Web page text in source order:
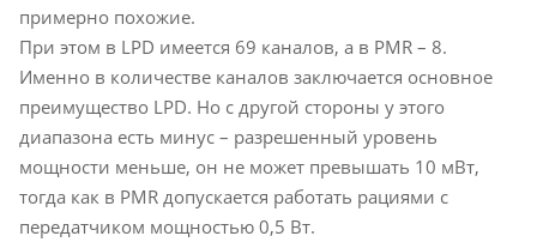
примерно похожие.
При этом в LPD имеется 69 каналов, а в PMR – 8.
Именно в количестве каналов заключается основное
преимущество LPD. Но с другой стороны у этого
диапазона есть минус – разрешенный уровень
мощности меньше, он не может превышать 10 мВт,
тогда как в PMR допускается работать рациями с
передатчиком мощностью 0,5 Вт.